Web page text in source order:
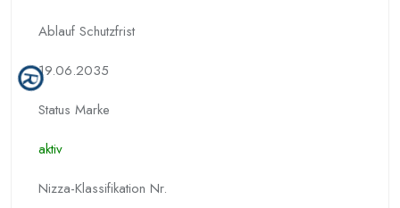
Ablauf Schutzfrist
19.06.2035
Status Marke
aktiv
Nizza-Klassifikation Nr.